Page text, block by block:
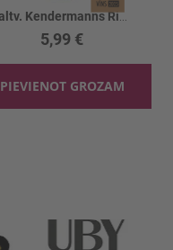
Baltv. Kendermanns Riesling Gewurst. 12%
5,99 €
PIEVIENOT GROZAM